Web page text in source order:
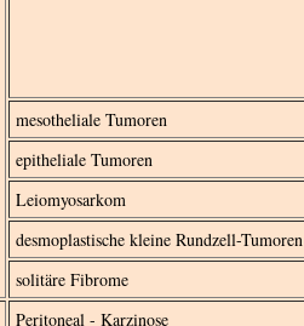
mesotheliale Tumoren
epitheliale Tumoren
Leiomyosarkom
desmoplastische kleine Rundzell-Tumoren
solitäre Fibrome
Peritoneal - Karzinose